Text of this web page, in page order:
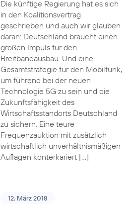
Die künftige Regierung hat es sich
in den Koalitionsvertrag
geschrieben und auch wir glauben
daran: Deutschland braucht einen
großen Impuls für den
Breitbandausbau. Und eine
Gesamtstrategie für den Mobilfunk,
um führend bei der neuen
Technologie 5G zu sein und die
Zukunftsfähigkeit des
Wirtschaftsstandorts Deutschland
zu sichern. Eine teure
Frequenzauktion mit zusätzlich
wirtschaftlich unverhältnismäßigen
Auflagen konterkariert […]
12. März 2018